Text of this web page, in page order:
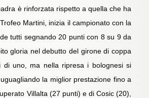
è rinforzata rispetto a quella che ha
Martini, inizia il campionato con la
tutti segnando 20 punti con 8 su 9 da
gloria nel debutto del girone di coppa
di uno, ma nella ripresa i bolognesi si
la miglior prestazione fino a
Villalta (27 punti) e di Cosic (20),